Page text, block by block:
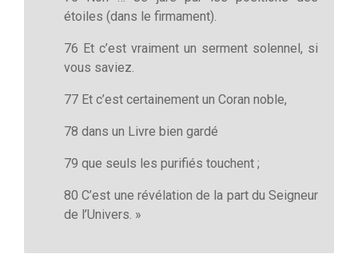
étoiles (dans le firmament).
76 Et c’est vraiment un serment solennel, si
vous saviez.
77 Et c’est certainement un Coran noble,
78 dans un Livre bien gardé
79 que seuls les purifiés touchent ;
80 C’est une révélation de la part du Seigneur
de l’Univers. »